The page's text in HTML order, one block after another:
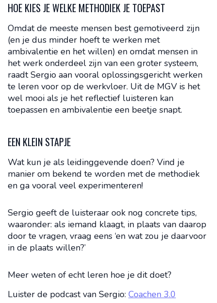
HOE KIES JE WELKE METHODIEK JE TOEPAST
Omdat de meeste mensen best gemotiveerd zijn
(en je dus minder hoeft te werken met
ambivalentie en het willen) en omdat mensen in
het werk onderdeel zijn van een groter systeem,
raadt Sergio aan vooral oplossingsgericht werken
te leren voor op de werkvloer. Uit de MGV is het
wel mooi als je het reflectief luisteren kan
toepassen en ambivalentie een beetje snapt.
EEN KLEIN STAPJE
Wat kun je als leidinggevende doen? Vind je
manier om bekend te worden met de methodiek
en ga vooral veel experimenteren!
Sergio geeft de luisteraar ook nog concrete tips,
waaronder: als iemand klaagt, in plaats van daarop
door te vragen, vraag eens ‘en wat zou je daarvoor
in de plaats willen?’
Meer weten of echt leren hoe je dit doet?
Luister de podcast van Sergio: Coachen 3.0